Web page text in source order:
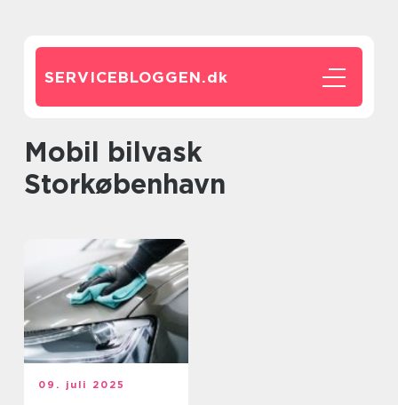
SERVICEBLOGGEN.dk
Mobil bilvask
Storkøbenhavn
09. juli 2025